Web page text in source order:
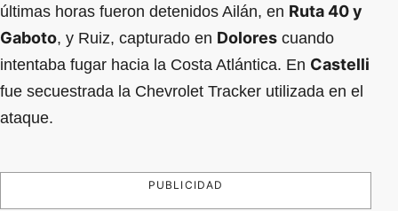
últimas horas fueron detenidos Ailán, en Ruta 40 y
Gaboto, y Ruiz, capturado en Dolores cuando
intentaba fugar hacia la Costa Atlántica. En Castelli
fue secuestrada la Chevrolet Tracker utilizada en el
ataque.
PUBLICIDAD